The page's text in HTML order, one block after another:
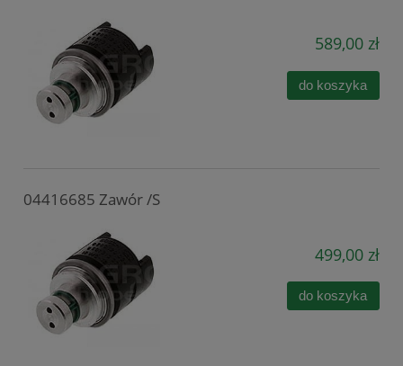
589,00 zł
do koszyka
04416685 Zawór /S
499,00 zł
do koszyka